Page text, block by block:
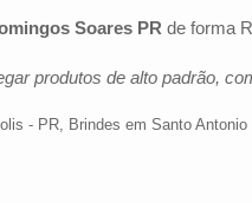
Soares PR de forma
produtos de alto padrão,
- PR, Brindes em Santo